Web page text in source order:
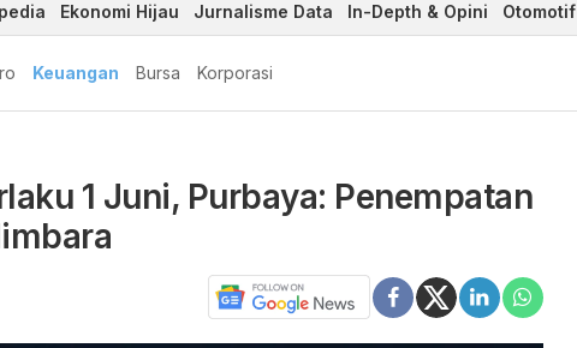
Ekonomi Hijau Jurnalisme Data In-Depth & Opini Otomotif
Keuangan Bursa Korporasi
1 Juni, Purbaya: Penempatan